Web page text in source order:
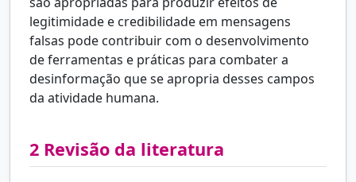
legitimidade e credibilidade em mensagens
falsas pode contribuir com o desenvolvimento
de ferramentas e práticas para combater a
desinformação que se apropria desses campos
da atividade humana.
2 Revisão da literatura